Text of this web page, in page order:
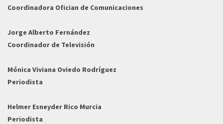
Coordinadora Ofician de Comunicaciones
Jorge Alberto Fernández
Coordinador de Televisión
Mónica Viviana Oviedo Rodríguez
Periodista
Helmer Esneyder Rico Murcia
Periodista